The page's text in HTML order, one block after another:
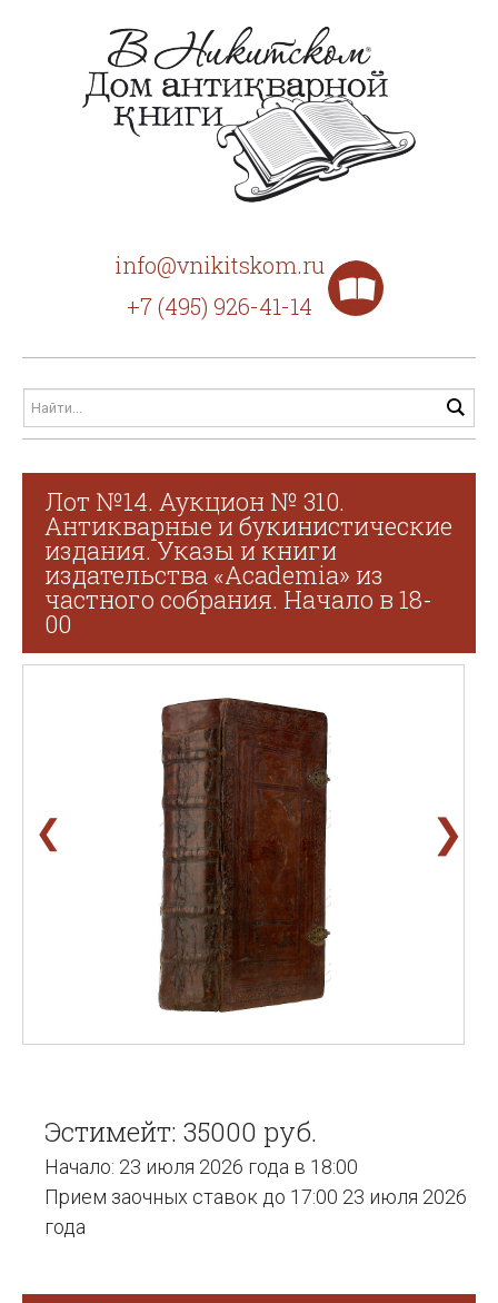
info@vnikitskom.ru
+7 (495) 926-41-14
Лот №14. Аукцион № 310.
Антикварные и букинистические
издания. Указы и книги
издательства «Academia» из
частного собрания. Начало в 18-
00
❮ ❯
Эстимейт: 35000 руб.
Начало: 23 июля 2026 года в 18:00
Прием заочных ставок до 17:00 23 июля 2026
года